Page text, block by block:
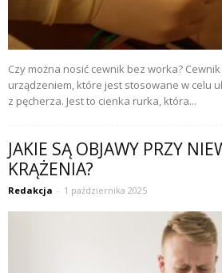
Czy można nosić cewnik bez worka?
urządzeniem, które jest stosowane w celu
z pęcherza. Jest to cienka rurka, która...
JAKIE SĄ OBJAWY PRZY
KRĄŻENIA?
Redakcja - 1 października 2025